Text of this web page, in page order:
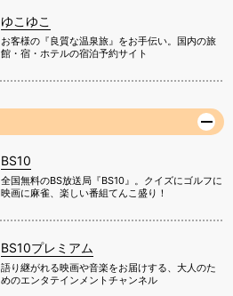
ゆこゆこ
お客様の『良質な温泉旅』をお手伝い。国内の旅
館・宿・ホテルの宿泊予約サイト
BS10
全国無料のBS放送局『BS10』。クイズにゴルフに
映画に麻雀、楽しい番組てんこ盛り！
BS10プレミアム
語り継がれる映画や音楽をお届けする、大人のた
めのエンタテインメントチャンネル